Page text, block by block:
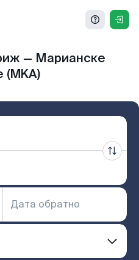
— Марианске
(MKA)